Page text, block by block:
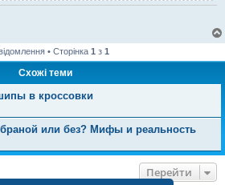
• Сторінка 1 з 1
Схожі теми
в кроссовки
или без? Мифы и реальность
Перейти